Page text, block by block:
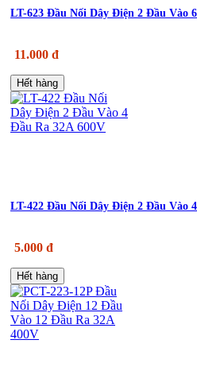
LT-623 Đầu Nối Dây Điện 2 Đầu Vào
11.000 đ
Hết hàng
LT-422 Đầu Nối Dây Điện 2 Đầu Vào
5.000 đ
Hết hàng